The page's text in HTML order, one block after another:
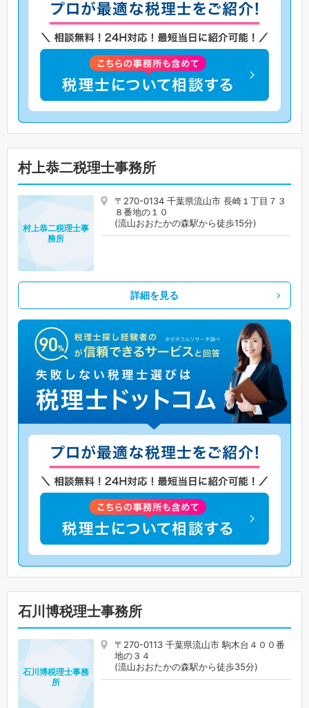
村上恭二税理士事務所
〒270-0134 千葉県流山市 長崎１丁目７３
８番地の１０
(流山おおたかの森駅から徒歩15分)
村上恭二税理士事
務所
詳細を見る
石川博税理士事務所
〒270-0113 千葉県流山市 駒木台４００番
地の３４
(流山おおたかの森駅から徒歩35分)
石川博税理士事務
所